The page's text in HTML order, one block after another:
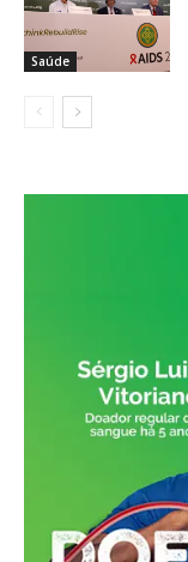
Saúde